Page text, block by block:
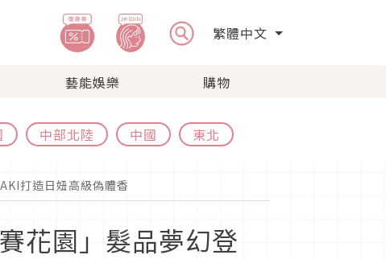
繁體中文
藝能娛樂 購物
中部北陸 中國 東北
打造日妞高級偽體香
花園」髮品夢幻登